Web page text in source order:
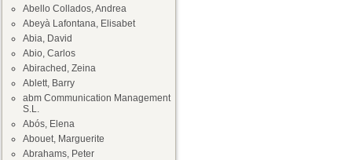
Abello Collados, Andrea
Abeyà Lafontana, Elisabet
Abia, David
Abio, Carlos
Abirached, Zeina
Ablett, Barry
abm Communication Management
S.L.
Abós, Elena
Abouet, Marguerite
Abrahams, Peter